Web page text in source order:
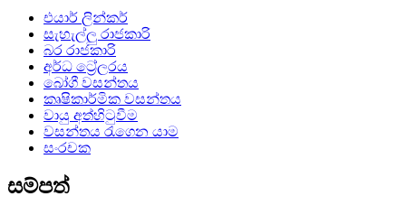
එයාර් ලින්කර්
සැහැල්ලු රාජකාරි
බර රාජකාරි
අර්ධ ට්‍රේලරය
බෝගී වසන්තය
කෘෂිකාර්මික වසන්තය
වායු අත්හිටුවීම
වසන්තය රැගෙන යාම
සංරචක
සම්පත්